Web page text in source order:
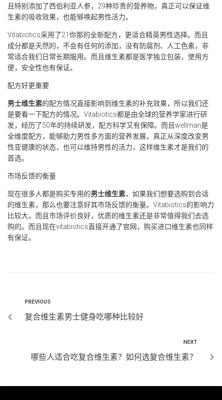
且特别添加了西伯利亚人参，29种珍贵的营养物，真正可以保证维
生素的吸收效果，也能够唤起男性活力。
Vitabiotics采用了21你那的全新配方，更适合精英男性选择。而且
成分都是天然的，不会有任何的添加，没有防腐剂、人工色素，非
常适合我们日常长期服用。而且维生素都是医学独立包装，使用方
便，安全性也有保证。
配方好更重要
男士维生素的配方情况直接影响到维生素的补充效果，所以我们还
是要看一下配方的情况。Vitabiotics都是由全球的营养学家进行研
发，经历了50年的持续研发，配方科学又有保障。而且wellman是
全维度配方，能够助力男性多方面的营养发展，真正从深度改变男
性亚健康的状态，也可以维持男性的活力，这样维生素才是我们的
首选。
市场反馈的衡量
现在很多人都是购买专用的男士维生素，如果我们想要选购到合适
的维生素，那么也要注意好其市场反馈的衡量。Vitabiotics的影响力
比较大，而且市场评价良好，优质的维生素还是非常值得我们去选
购的。而且现在vitabiotics直接开通了官网，购买进口维生素也同样
有保证。
PREVIOUS
复合维生素男士健身吃哪种比较好
NEXT
哪些人适合吃复合维生素？如何选复合维生素？